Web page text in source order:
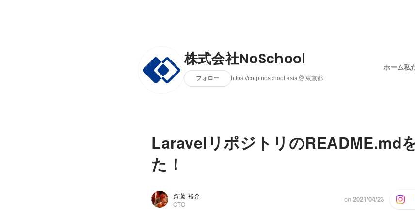
株式会社NoSchool
フォロー https://corp.noschool.asia 東京都
ホーム私
LaravelリポジトリのREADME.md
た！
齊藤 裕介
CTO
on 2021/04/23